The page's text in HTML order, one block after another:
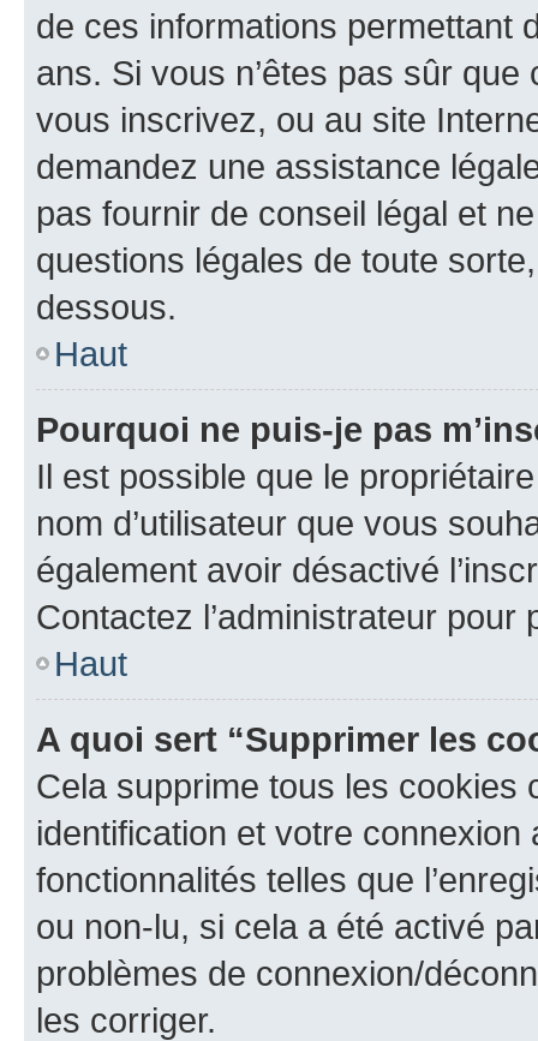
de ces informations permettant
ans. Si vous n’êtes pas sûr
vous inscrivez, ou au site
demandez une assistance
pas fournir de conseil légal et
questions légales de toute
dessous.
Haut
Pourquoi ne puis-je pas
Il est possible que le
nom d’utilisateur que vous
également avoir désactivé
Contactez l’administrateur
Haut
A quoi sert “Supprimer les
Cela supprime tous les cookies
identification et votre
fonctionnalités telles que
ou non-lu, si cela a été activé
problèmes de connexion/
les corriger.